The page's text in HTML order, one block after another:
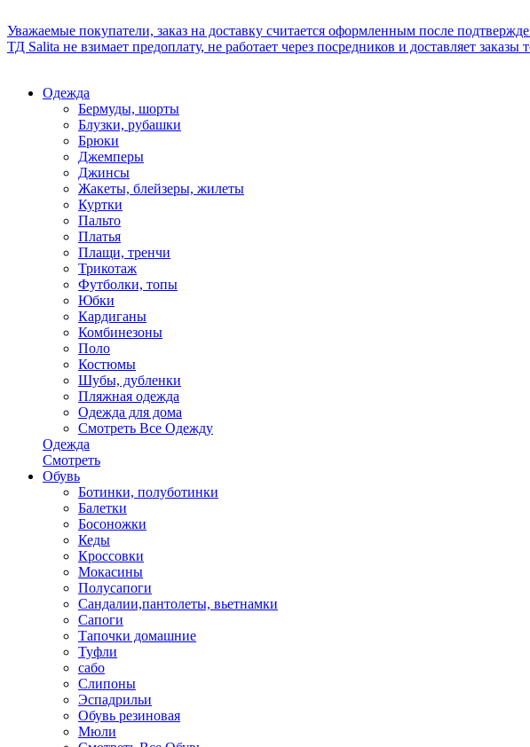
Уважаемые покупатели, заказ на доставку считается оформленным после
ТД Salita не взимает предоплату, не работает через посредников и доставляет
Одежда
Бермуды, шорты
Блузки, рубашки
Брюки
Джемперы
Джинсы
Жакеты, блейзеры, жилеты
Куртки
Пальто
Платья
Плащи, тренчи
Трикотаж
Футболки, топы
Юбки
Кардиганы
Комбинезоны
Поло
Костюмы
Шубы, дубленки
Пляжная одежда
Одежда для дома
Смотреть Все Одежду
Одежда
Смотреть
Обувь
Ботинки, полуботинки
Балетки
Босоножки
Кеды
Кроссовки
Мокасины
Полусапоги
Сандалии,пантолеты, вьетнамки
Сапоги
Тапочки домашние
Туфли
сабо
Слипоны
Эспадрильи
Обувь резиновая
Мюли